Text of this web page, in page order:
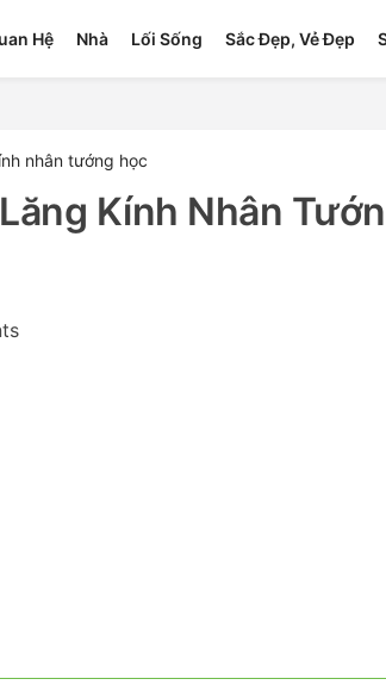
Hệ Nhà Lối Sống Sắc Đẹp, Vẻ Đẹp
nhân tướng học
Kính Nhân